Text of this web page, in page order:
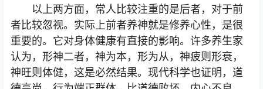
以上两方面，常人比较注重的是后者，对于前
者比较忽视。实际上前者养神就是修养心性，是很
重要的。它对身体健康有直接的影响。许多养生家
认为，形神二者，神为本，形为从，神疲则形衰，
神旺则体健，这是必然结果。现代科学也证明，道